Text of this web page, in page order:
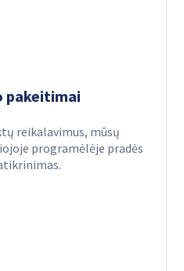
pakeitimai
reikalavimus, mūsų
programėlėje pradės